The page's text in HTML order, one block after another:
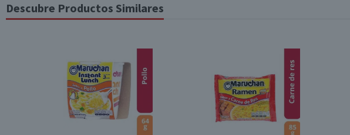
Descubre Productos Similares